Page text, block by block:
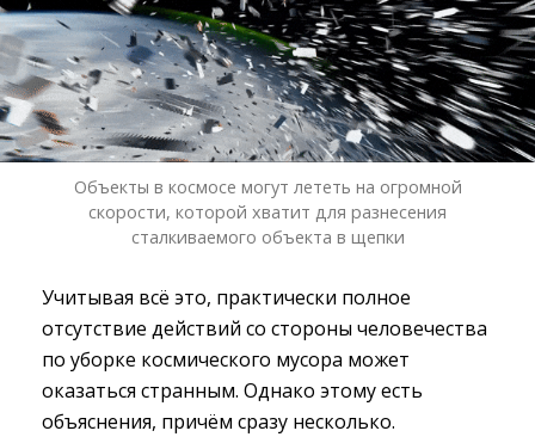
Объекты в космосе могут лететь на огромной
скорости, которой хватит для разнесения
сталкиваемого объекта в щепки
Учитывая всё это, практически полное
отсутствие действий со стороны человечества
по уборке космического мусора может
оказаться странным. Однако этому есть
объяснения, причём сразу несколько.